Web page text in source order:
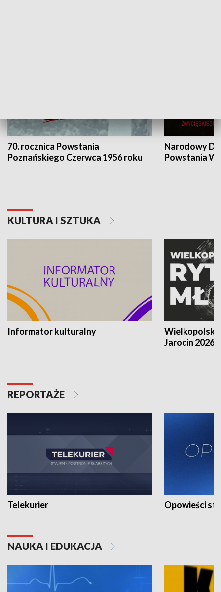
70. rocznica Powstania
Poznańskiego Czerwca 1956 roku
Narodowy
Powstania
KULTURA I SZTUKA
Informator kulturalny
Jarocin 2026
REPORTAŻE
Telekurier Opowieści
NAUKA I EDUKACJA